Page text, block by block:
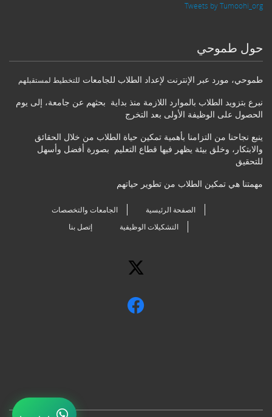
Tweets by Tumoohi_org
حول طموحي
طموحي، مورد عبر الإنترنت لإعداد الطلاب للجامعات للتخطيط لمستقبلهم
نبرع بتزويد الطلاب بالموارد اللازمة منذ بداية بحثهم عن جامعة، إلى يوم
الحصول على الوظيفة الأولى بعد التخرج
ينبع نجاحنا من التزامنا بأهمية تمكين حياة الطلاب من خلال الحقائق
والابتكار، وخلق بيئة يظهر فيها قطاع التعليم بصورة أفضل وأسهل
للتحقيق
مهمتنا هي تمكين الطلاب من تطوير حياتهم
الصفحة الرئيسية
الجامعات والتخصصات
التشكيلات الوظيفية
إتصل بنا